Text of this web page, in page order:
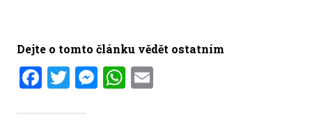
Dejte o tomto článku vědět ostatním
Facebook
Twitter
Messenger
WhatsApp